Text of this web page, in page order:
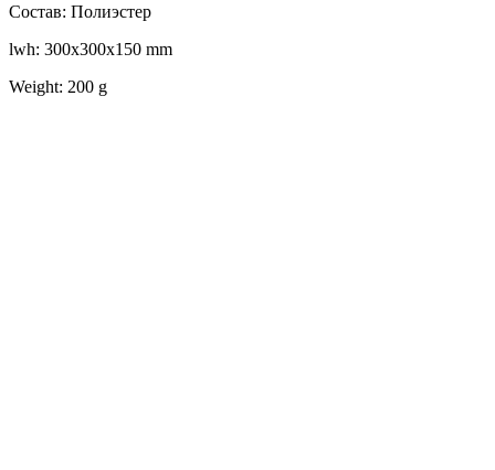
Состав: Полиэстер
lwh: 300x300x150 mm
Weight: 200 g